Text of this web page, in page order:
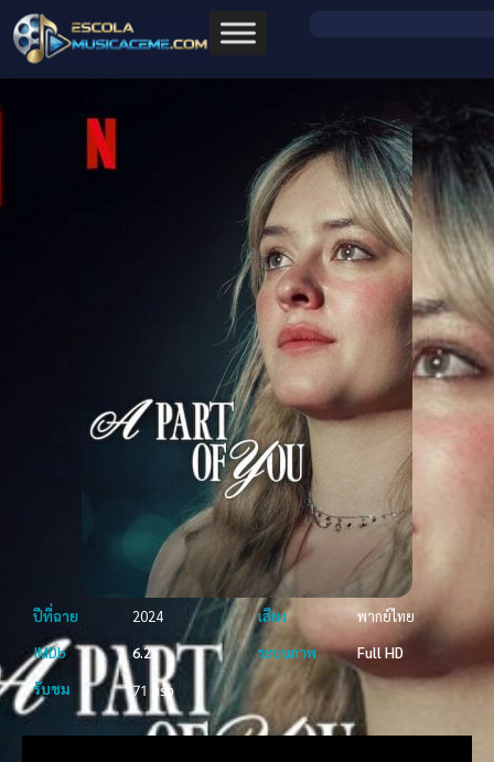
ปีที่ฉาย 2024 เสียง
พากย์ไทย
IMDb
6.2 ระบบภาพ
Full HD
รับชม
71 ครั้ง